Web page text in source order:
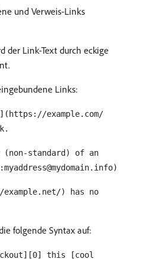
und Verweis-Links
der Link-Text durch eckige
Links:
example.com/
standard) of an
) has no
folgende Syntax auf:
this [cool